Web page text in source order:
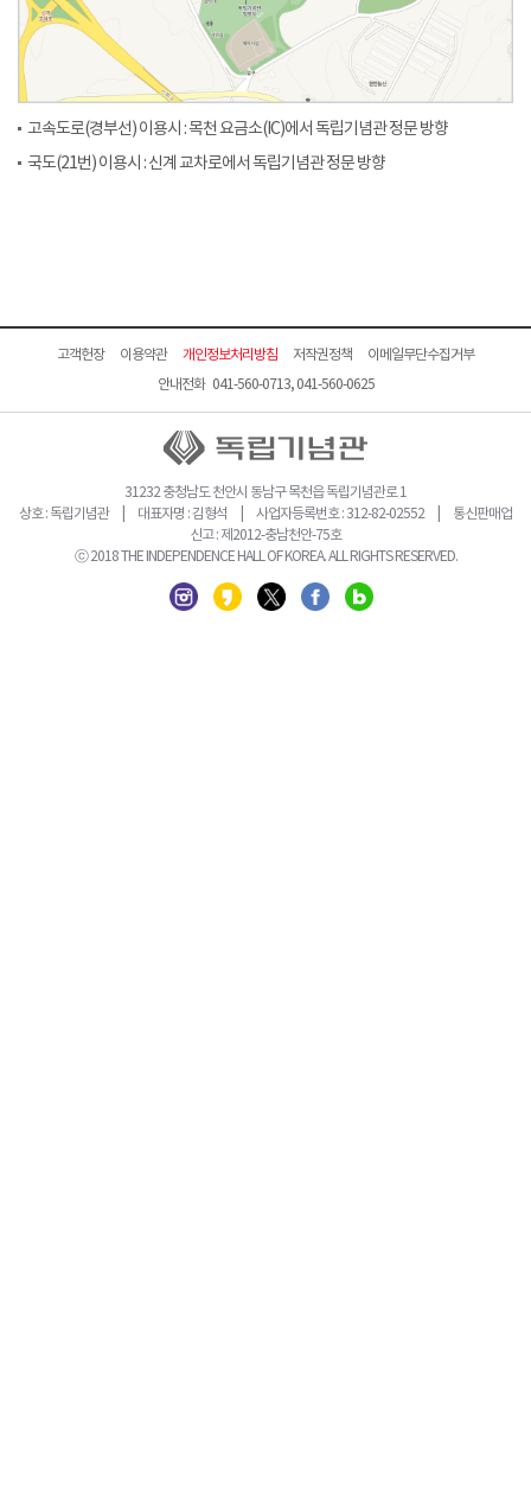
고속도로(경부선) 이용시 : 목천 요금소(IC)에서 독립기념관 정문 방향
국도(21번) 이용시 : 신계 교차로에서 독립기념관 정문 방향
고객헌장 이용약관 개인정보처리방침 저작권정책
이메일무단수집거부
안내전화 041-560-0713, 041-560-0625
31232 충청남도 천안시 동남구 목천읍 독립기념관로 1
상호 : 독립기념관 | 대표자명 : 김형석 | 사업자등록번호 : 312-82-02552 | 통신판매업
신고 : 제2012-충남천안-75호
ⓒ 2018 THE INDEPENDENCE HALL OF KOREA. ALL RIGHTS RESERVED.